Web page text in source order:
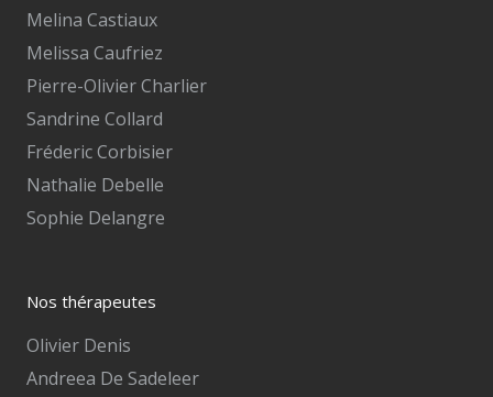
Melina Castiaux
Melissa Caufriez
Pierre-Olivier Charlier
Sandrine Collard
Fréderic Corbisier
Nathalie Debelle
Sophie Delangre
Nos thérapeutes
Olivier Denis
Andreea De Sadeleer